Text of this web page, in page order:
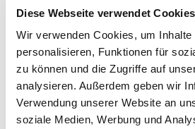
Diese Webseite verwendet Cookies
Wir verwenden Cookies, um Inhalte
personalisieren, Funktionen für
zu können und die Zugriffe auf
analysieren. Außerdem geben wir
Verwendung unserer Website an
soziale Medien, Werbung und
Vom
zum